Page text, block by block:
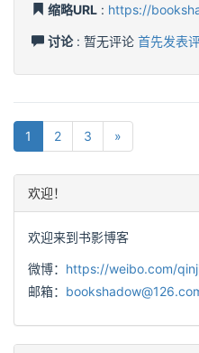
缩略URL : https://
讨论: 暂无评论 首先发表评
1 2 3 »
欢迎！
欢迎来到书影博客
微博： https://weibo.com/
邮箱：